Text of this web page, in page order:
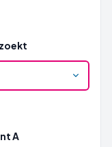
A